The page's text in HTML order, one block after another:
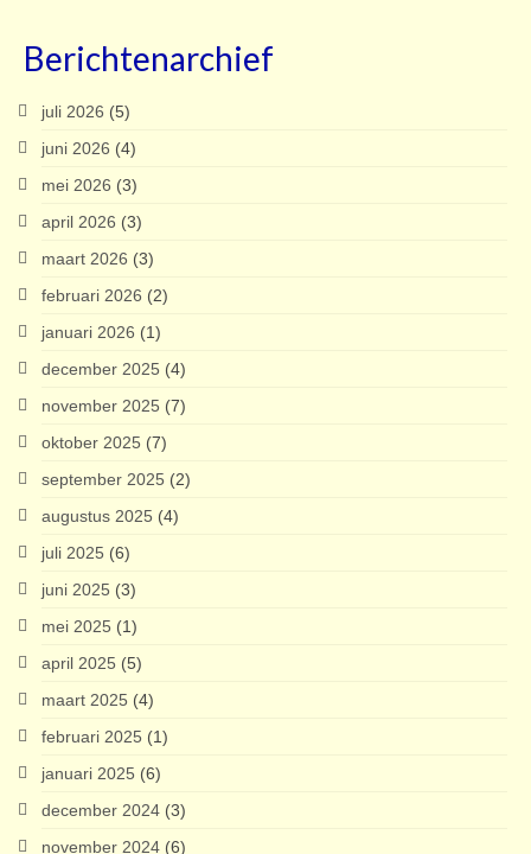
Berichtenarchief
juli 2026 (5)
juni 2026 (4)
mei 2026 (3)
april 2026 (3)
maart 2026 (3)
februari 2026 (2)
januari 2026 (1)
december 2025 (4)
november 2025 (7)
oktober 2025 (7)
september 2025 (2)
augustus 2025 (4)
juli 2025 (6)
juni 2025 (3)
mei 2025 (1)
april 2025 (5)
maart 2025 (4)
februari 2025 (1)
januari 2025 (6)
december 2024 (3)
november 2024 (6)